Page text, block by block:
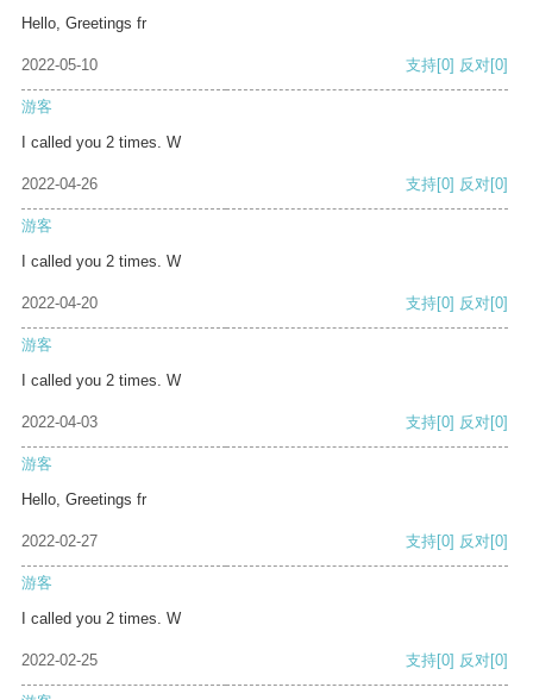
Hello, Greetings fr
2022-05-10 支持[0] 反对[0]
游客
I called you 2 times. W
2022-04-26 支持[0] 反对[0]
游客
I called you 2 times. W
2022-04-20 支持[0] 反对[0]
游客
I called you 2 times. W
2022-04-03 支持[0] 反对[0]
游客
Hello, Greetings fr
2022-02-27 支持[0] 反对[0]
游客
I called you 2 times. W
2022-02-25 支持[0] 反对[0]